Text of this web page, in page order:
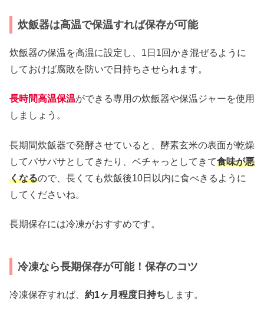
炊飯器は高温で保温すれば保存が可能
炊飯器の保温を高温に設定し、1日1回かき混ぜるように
しておけば腐敗を防いで日持ちさせられます。
長時間高温保温ができる専用の炊飯器や保温ジャーを使用
しましょう。
長期間炊飯器で発酵させていると、酵素玄米の表面が乾燥
してパサパサとしてきたり、ベチャっとしてきて食味が悪
くなるので、長くても炊飯後10日以内に食べきるように
してくださいね。
長期保存には冷凍がおすすめです。
冷凍なら長期保存が可能！保存のコツ
冷凍保存すれば、 約1ヶ月程度日持ち します。